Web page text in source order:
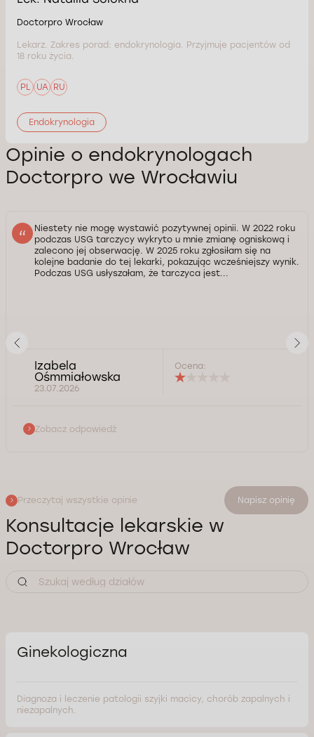
Doctorpro Wrocław
Lekarz. Zakres porad: endokrynologia. Przyjmuje pacjentów od
18 roku życia.
PL UA RU
Endokrynologia
Opinie o endokrynologach
Doctorpro we Wrocławiu
Niestety nie mogę wystawić pozytywnej opinii. W 2022 roku
podczas USG tarczycy wykryto u mnie zmianę ogniskową i
zalecono jej obserwację. W 2025 roku zgłosiłam się na
kolejne badanie do tej lekarki, pokazując wcześniejszy wynik.
Podczas USG usłyszałam, że tarczyca jest...
Izabela
Ośmmiałowska
23.07.2026
Ocena:
Zobacz odpowiedź
Przeczytaj wszystkie opinie Napisz opinię
Konsultacje lekarskie w
Doctorpro Wrocław
Ginekologiczna
Diagnoza i leczenie patologii szyjki macicy, chorób zapalnych i
niezapalnych.